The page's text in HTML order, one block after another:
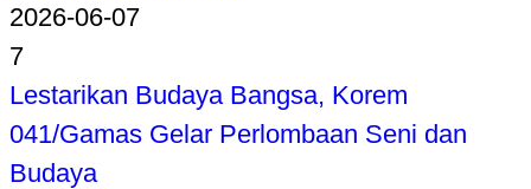
2026-06-07
7
Lestarikan Budaya Bangsa, Korem
041/Gamas Gelar Perlombaan Seni dan
Budaya